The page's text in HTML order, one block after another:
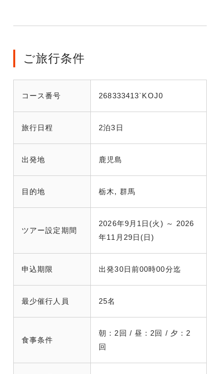
ご旅行条件
コース番号 268333413`KOJ0
旅行日程 2泊3日
出発地 鹿児島
目的地 栃木, 群馬
ツアー設定期間
2026年9月1日(火) ～ 2026
年11月29日(日)
申込期限 出発30日前00時00分迄
最少催行人員 25名
食事条件
朝：2回 / 昼：2回 / 夕：2
回